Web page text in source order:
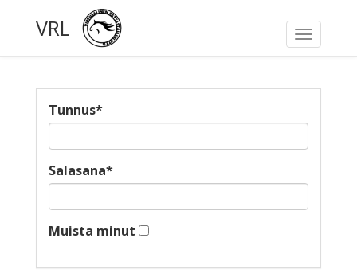
Toggle
VRL
Tunnus*
Salasana*
Muista minut